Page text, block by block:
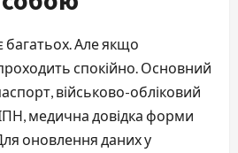
багатьох. Але якщо
спокійно. Основний
військово-обліковий
медична довідка форми
оновлення даних у